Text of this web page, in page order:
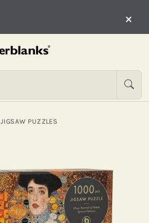
×
JIGSAW PUZZLES